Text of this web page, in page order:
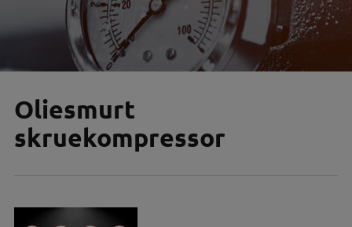
Oliesmurt
skruekompressor